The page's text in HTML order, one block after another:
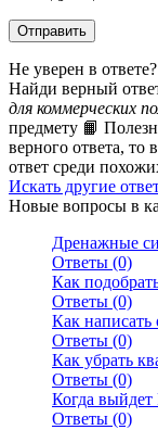
Не уверен в ответе?
Найди верный
для коммерческих
предмету 📙
верного ответа, то
ответ среди
Искать другие
Новые вопросы в
Дренажные
Ответы (0)
Как
Ответы (0)
Как написать
Ответы (0)
Как убрать
Ответы (0)
Когда выйдет
Ответы (0)